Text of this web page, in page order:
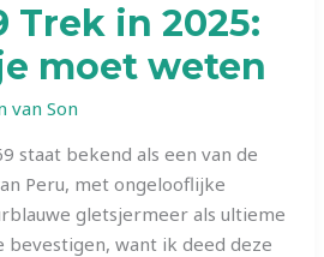
Trek in 2025:
moet weten
van Son
staat bekend als een van de
Peru, met ongelooflijke
gletsjermeer als ultieme
bevestigen, want ik deed deze